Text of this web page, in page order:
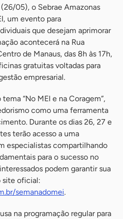
05), o Sebrae Amazonas
um evento para
que desejam aprimorar
acontecerá na Rua
de Manaus, das 8h às 17h,
gratuitas voltadas para
empresarial.
“No MEI e na Coragem”,
como uma ferramenta
Durante os dias 26, 27 e
terão acesso a uma
especialistas compartilhando
para o sucesso no
podem garantir sua
site oficial:
semanadomei.
na programação regular para